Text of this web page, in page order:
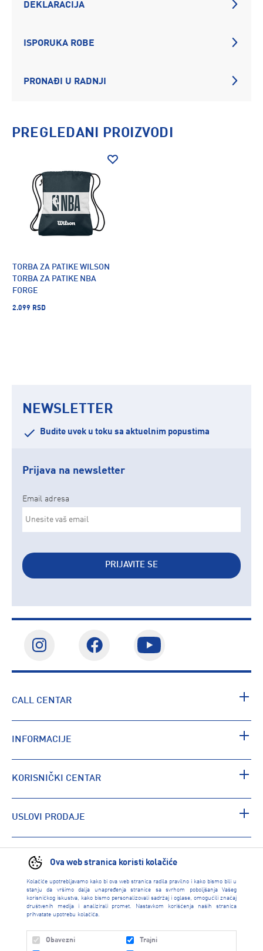
Ova web stranica koristi kolačiće
Kolačiće upotrebljavamo kako bi ova web stranica radila pravilno i kako bismo bili u
stanju da vršimo dalja unapređenja stranice sa svrhom poboljšanja Vašeg
korisničkog iskustva, kako bismo personalizovali sadržaj i oglase, omogućili značaj
društvenih medija i analizirali promet. Nastavkom korišćenja naših stranica
prihvatate upotrebu kolačića.
Obavezni Trajni
DEKLARACIJA
ISPORUKA ROBE
PRONAĐI U RADNJI
PREGLEDANI PROIZVODI
TORBA ZA PATIKE WILSON
TORBA ZA PATIKE NBA
FORGE
2.099 RSD
NEWSLETTER
Budite uvek u toku sa aktuelnim popustima
Prijava na newsletter
Email adresa
PRIJAVITE SE
CALL CENTAR
INFORMACIJE
KORISNIČKI CENTAR
USLOVI PRODAJE
PRONAĐI RADNJU